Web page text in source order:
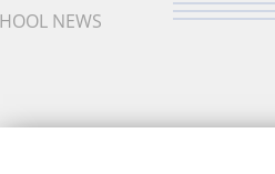
NEWS